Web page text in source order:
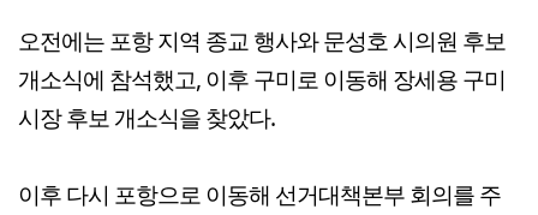
오전에는 포항 지역 종교 행사와 문성호 시의원 후보
개소식에 참석했고, 이후 구미로 이동해 장세용 구미
시장 후보 개소식을 찾았다.
이후 다시 포항으로 이동해 선거대책본부 회의를 주